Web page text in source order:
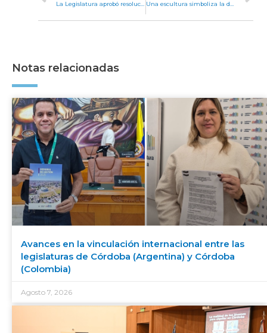
La Legislatura aprobó resolución solicitando prórroga de la ley de biocombustibles Una escultura simboliza la dignidad y derechos de las personas con Síndrome de Down
Notas relacionadas
Avances en la vinculación internacional entre las
legislaturas de Córdoba (Argentina) y Córdoba
(Colombia)
Agosto 7, 2026